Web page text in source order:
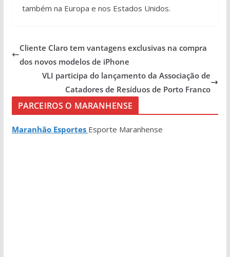
também na Europa e nos Estados Unidos.
Cliente Claro tem vantagens exclusivas na compra
dos novos modelos de iPhone
VLI participa do lançamento da Associação de
Catadores de Resíduos de Porto Franco
PARCEIROS O MARANHENSE
Maranhão Esportes Esporte Maranhense